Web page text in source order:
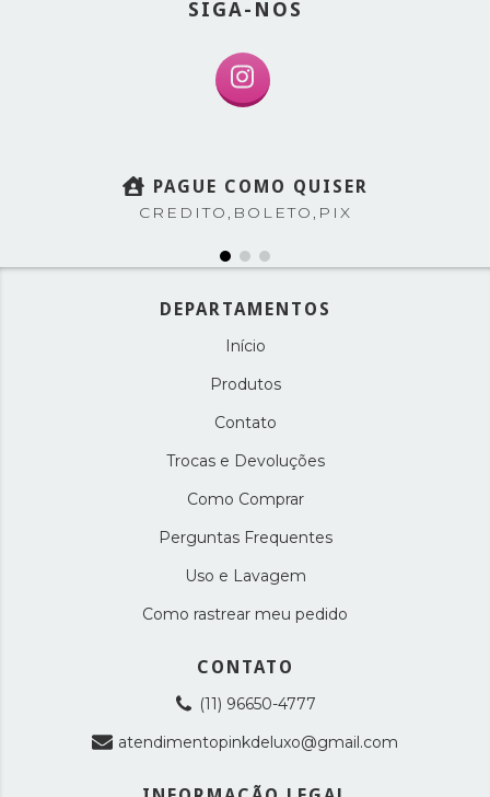
SIGA-NOS
PAGUE COMO QUISER
CREDITO,BOLETO,PIX
DEPARTAMENTOS
Início
Produtos
Contato
Trocas e Devoluções
Como Comprar
Perguntas Frequentes
Uso e Lavagem
Como rastrear meu pedido
CONTATO
(11) 96650-4777
atendimentopinkdeluxo@gmail.com